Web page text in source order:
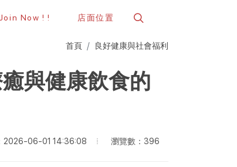
Now ! ! 店面位置
首頁 良好健康與社會福利
與健康飲食的
2026-06-01 14:36:08 瀏覽數：396